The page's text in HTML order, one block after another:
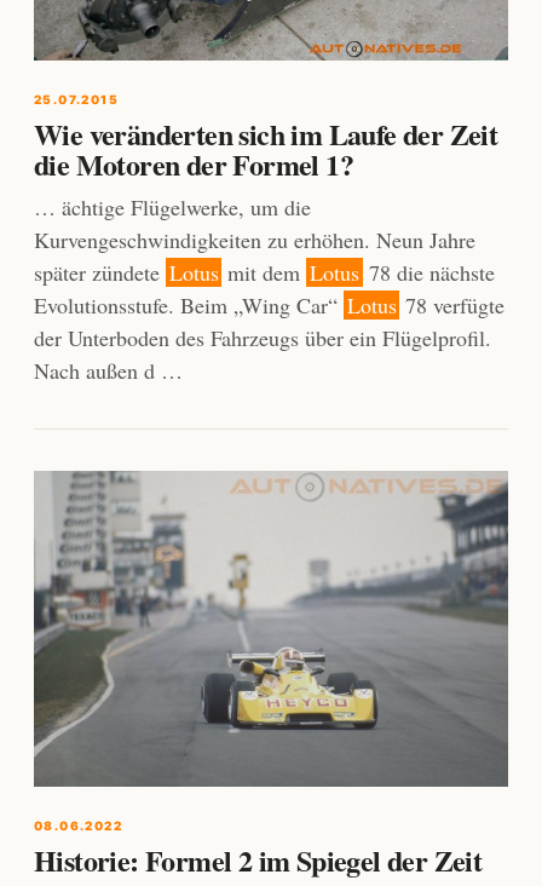
25.07.2015
Wie veränderten sich im Laufe der Zeit
die Motoren der Formel 1?
… ächtige Flügelwerke, um die
Kurvengeschwindigkeiten zu erhöhen. Neun Jahre
später zündete Lotus mit dem Lotus 78 die nächste
Evolutionsstufe. Beim „Wing Car“ Lotus 78 verfügte
der Unterboden des Fahrzeugs über ein Flügelprofil.
Nach außen d …
08.06.2022
Historie: Formel 2 im Spiegel der Zeit